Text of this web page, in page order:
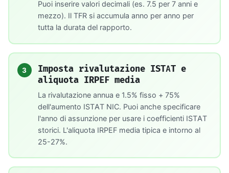
Puoi inserire valori decimali (es. 7.5 per 7 anni e
mezzo). Il TFR si accumula anno per anno per
tutta la durata del rapporto.
3
Imposta rivalutazione ISTAT e
aliquota IRPEF media
La rivalutazione annua e 1.5% fisso + 75%
dell'aumento ISTAT NIC. Puoi anche specificare
l'anno di assunzione per usare i coefficienti ISTAT
storici. L'aliquota IRPEF media tipica e intorno al
25-27%.